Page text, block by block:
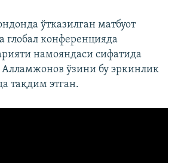
ўтказилган матбуот
глобал конференцияда
намояндаси сифатида
ўзини бу эркинлик
тақдим этган.